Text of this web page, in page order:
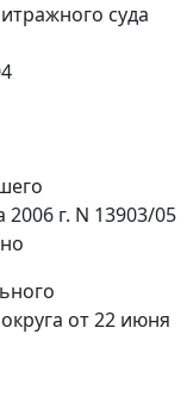
суда
г. N 13903/05
от 22 июня